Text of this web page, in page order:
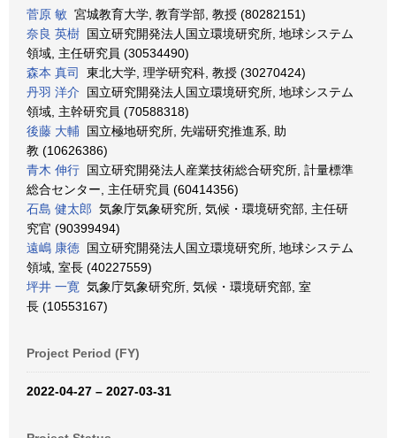
菅原 敏 宮城教育大学, 教育学部, 教授 (80282151)
奈良 英樹 国立研究開発法人国立環境研究所, 地球システム
領域, 主任研究員 (30534490)
森本 真司
東北大学, 理学研究科, 教授 (30270424)
丹羽 洋介 国立研究開発法人国立環境研究所, 地球システム
領域, 主幹研究員 (70588318)
後藤 大輔 国立極地研究所, 先端研究推進系, 助
教 (10626386)
青木 伸行 国立研究開発法人産業技術総合研究所, 計量標準
総合センター, 主任研究員 (60414356)
石島 健太郎 気象庁気象研究所, 気候・環境研究部, 主任研
究官 (90399494)
遠嶋 康徳 国立研究開発法人国立環境研究所, 地球システム
領域, 室長 (40227559)
坪井 一寛 気象庁気象研究所, 気候・環境研究部, 室
長 (10553167)
Project Period (FY)
2022-04-27 – 2027-03-31